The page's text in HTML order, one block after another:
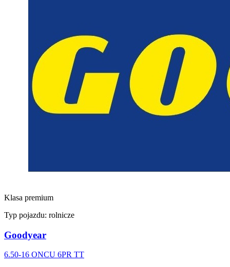
Klasa premium
Typ pojazdu: rolnicze
Goodyear
6.50-16 ONCU 6PR TT